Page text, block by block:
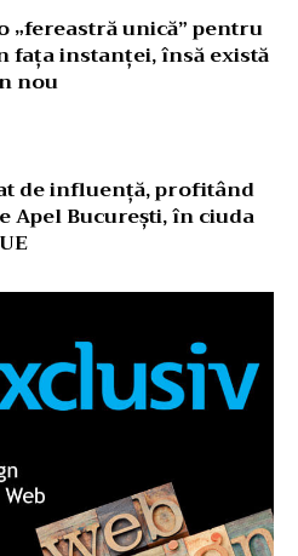
„fereastră unică” pentru
fața instanței, însă există
nou
de influență, profitând
Apel București, în ciuda